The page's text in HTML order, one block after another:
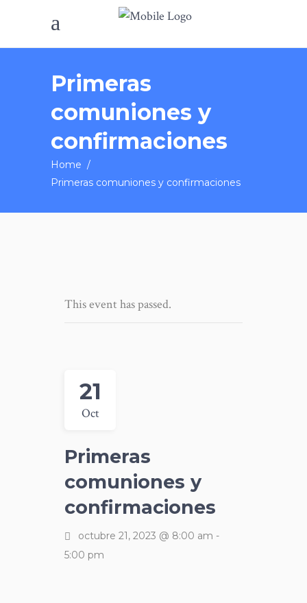
Primeras
comuniones y
confirmaciones
Home /
Primeras comuniones y confirmaciones
This event has passed.
21
Oct
Primeras
comuniones y
confirmaciones
octubre 21, 2023 @ 8:00 am -
5:00 pm